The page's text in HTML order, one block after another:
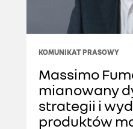
KOMUNIKAT PRASOWY
Massimo
mianowany
strategii i
produktów